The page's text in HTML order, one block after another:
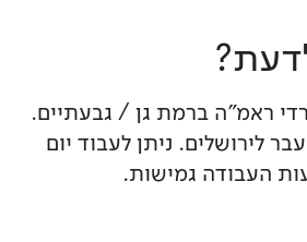
ראמ"ה ברמת גן / גבעתיים.
צפוי מעבר לירושלים. ניתן לעבוד יום
העבודה גמישות.